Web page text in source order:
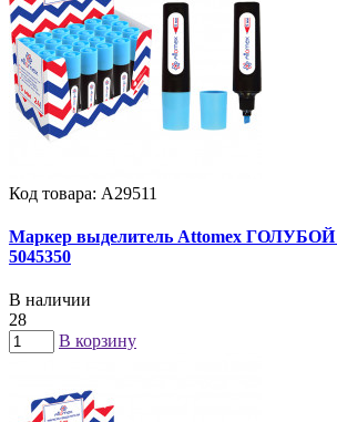
Код товара: А29511
Маркер выделитель Attomex
5045350
В наличии
28
В корзину